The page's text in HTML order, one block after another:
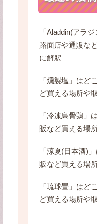
「Aladdin(アラ
路面店や通販な
に解釈
「燻製塩」はど
ど買える場所や
「冷凍烏骨鶏」
販など買える場
「涼夏(日本酒)
販など買える場
「琉球畳」はど
ど買える場所や